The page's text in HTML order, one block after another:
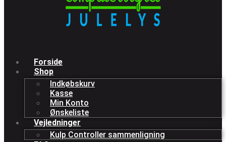
Forside
Shop
Indkøbskurv
Kasse
Min Konto
Ønskeliste
Vejledninger
Kulp Controller sammenligning